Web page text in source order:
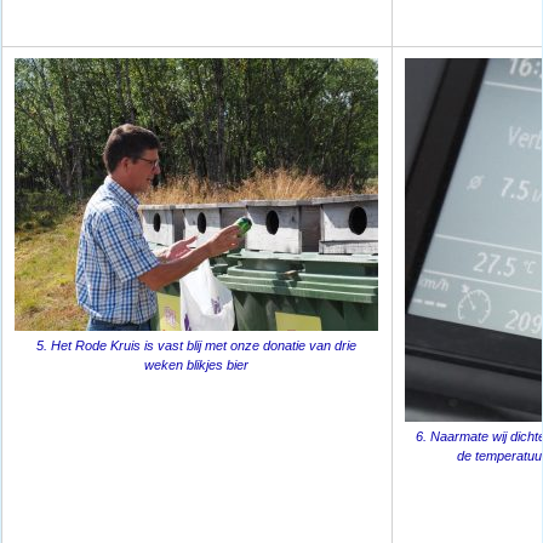
5. Het Rode Kruis is vast blij met onze donatie van drie
weken blikjes bier
6. Naarmate wij
de